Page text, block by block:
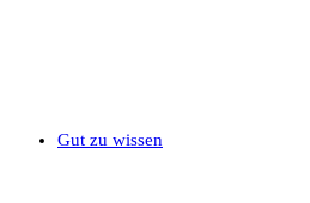
Gut zu wissen